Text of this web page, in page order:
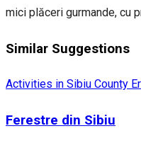
mici plăceri gurmande, cu
Similar Suggestions
Activities in Sibiu County
Ferestre din Sibiu